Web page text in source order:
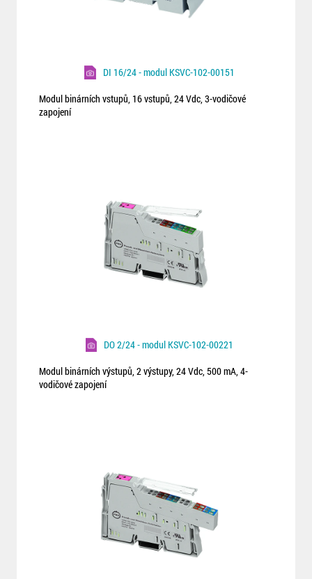
DI 16/24 - modul KSVC-102-00151
Modul binárních vstupů, 16 vstupů, 24 Vdc, 3-vodičové
zapojení
DO 2/24 - modul KSVC-102-00221
Modul binárních výstupů, 2 výstupy, 24 Vdc, 500 mA, 4-
vodičové zapojení